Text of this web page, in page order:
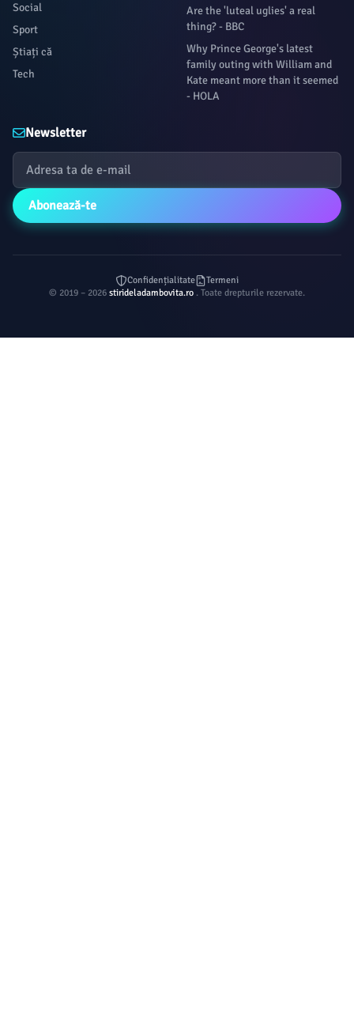
Social
Sport
Știați că
Tech
Are the 'luteal uglies' a real
thing? - BBC
Why Prince George's latest
family outing with William and
Kate meant more than it seemed
- HOLA
Newsletter
Abonează-te
Confidențialitate
Termeni
© 2019 – 2026 stirideladambovita.ro . Toate drepturile rezervate.